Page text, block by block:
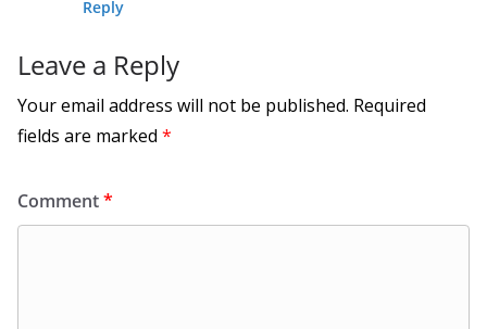
Reply
Leave a Reply
Your email address will not be published. Required
fields are marked *
Comment*